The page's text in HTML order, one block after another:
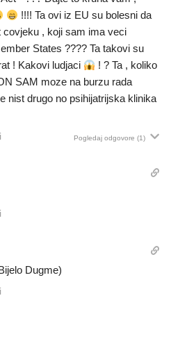
!!!! Ta ovi iz EU su bolesni da
covjeku , koji sam ima veci
States ???? Ta takovi su
! Kakovi ludjaci
! ? Ta , koliko
SAM moze na burzu rada
nist drugo no psihijatrijska klinika
Pogledaj odgovore (1)
Dugme)